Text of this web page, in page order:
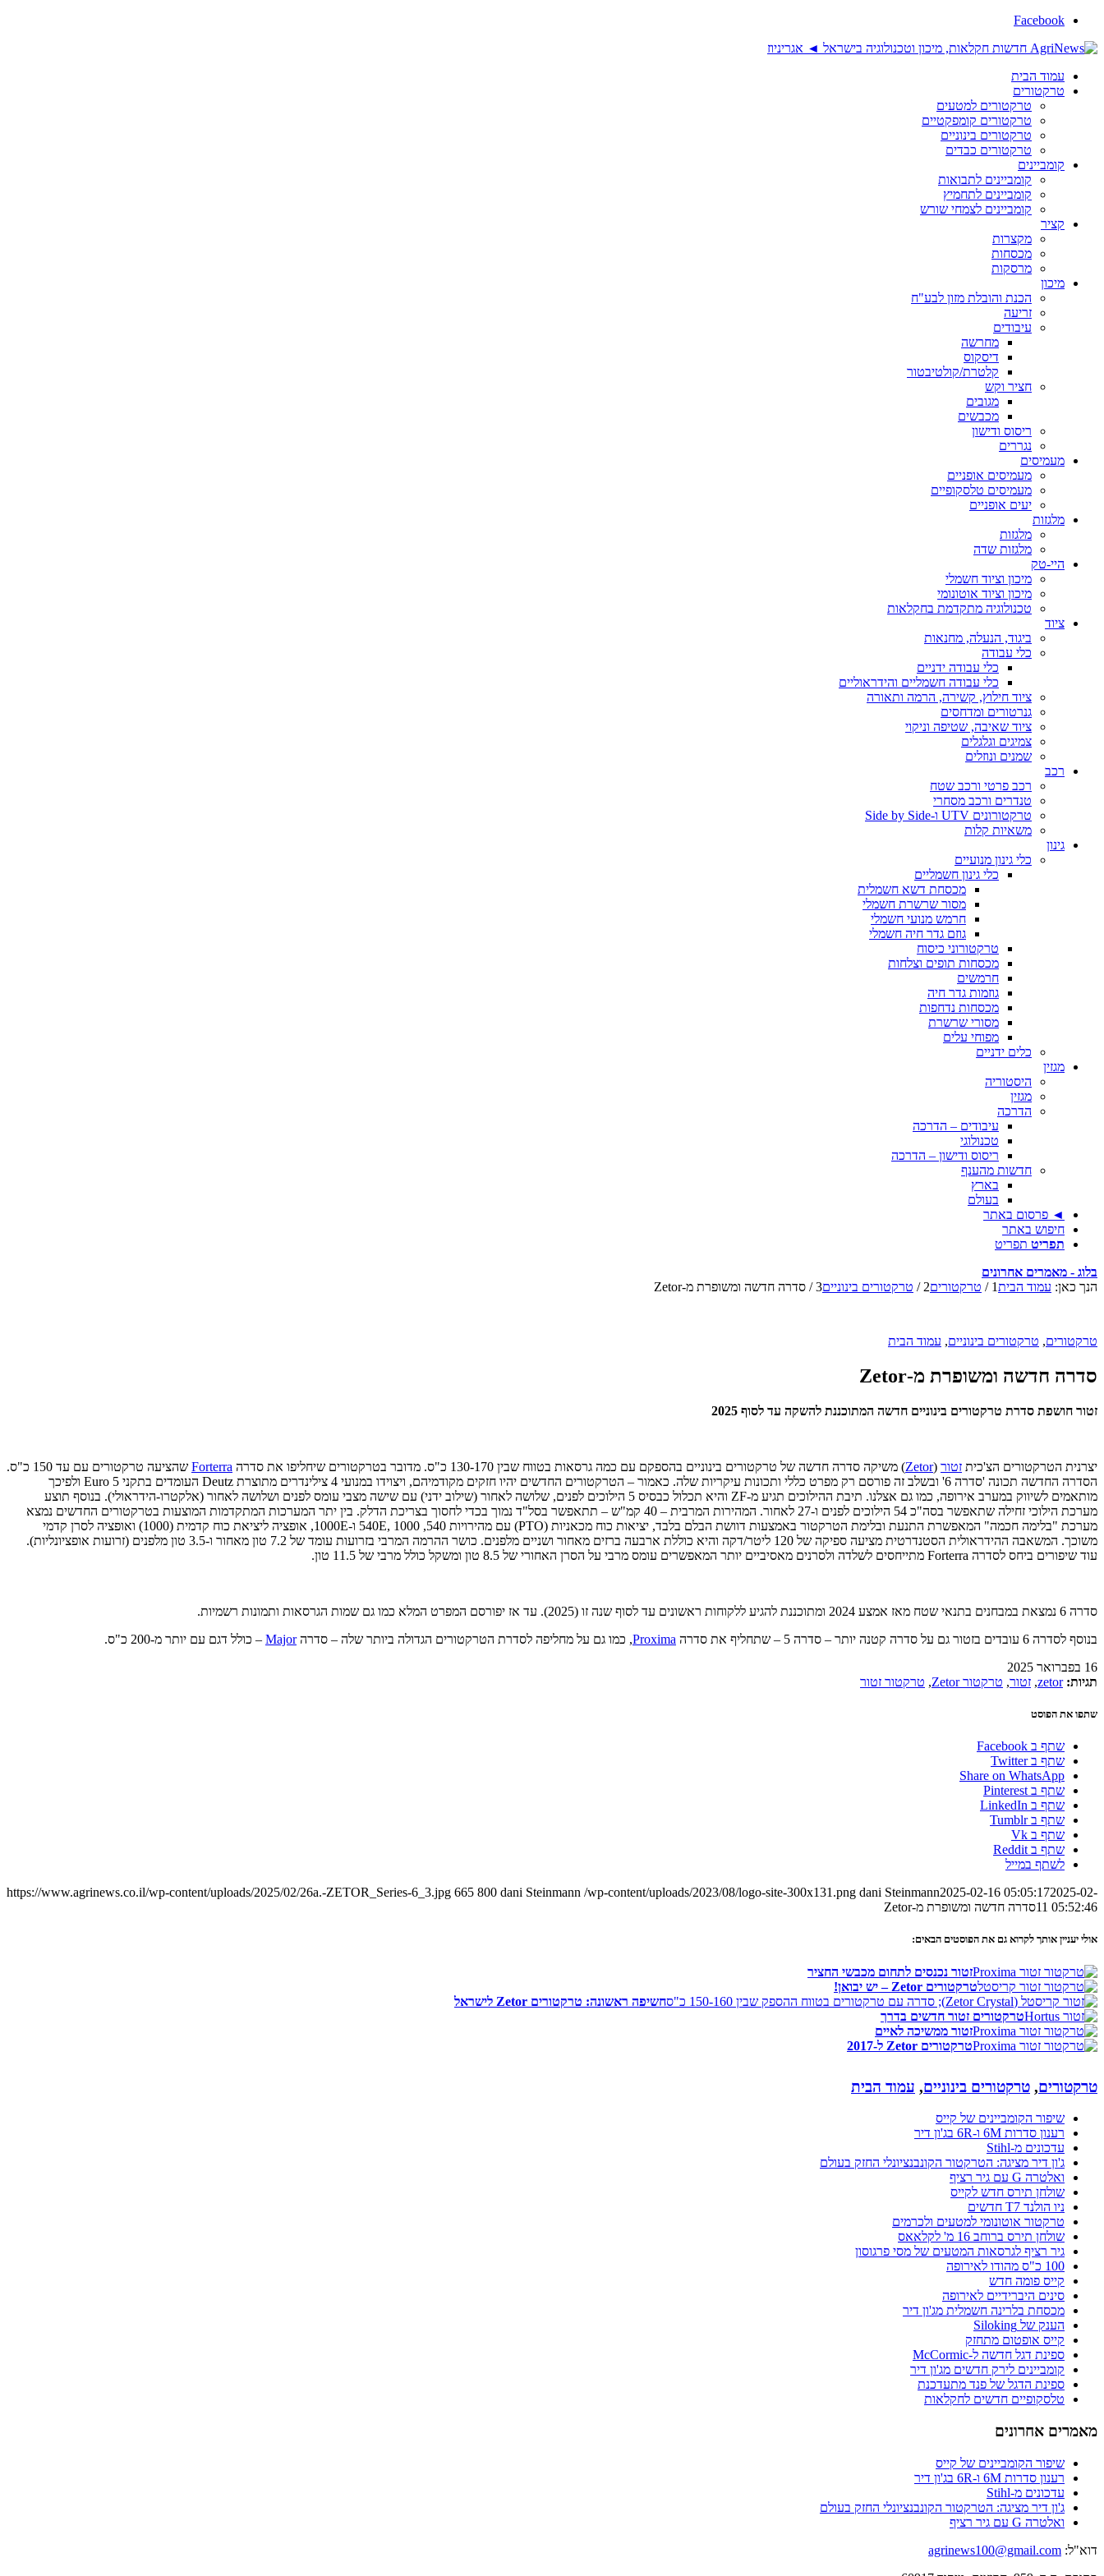
Facebook
עמוד הבית
טרקטורים
טרקטורים למטעים
טרקטורים קומפקטיים
טרקטורים בינוניים
טרקטורים כבדים
קומביינים
קומביינים לתבואות
קומביינים לתחמיץ
קומביינים לצמחי שורש
קציר
מקצרות
מכסחות
מרסקות
מיכון
הכנת והובלת מזון לבע"ח
זריעה
עיבודים
מחרשה
דיסקוס
קלטרת/קולטיבטור
חציר וקש
מגובים
מכבשים
ריסוס ודישון
נגררים
מעמיסים
מעמיסים אופניים
מעמיסים טלסקופיים
יעים אופניים
מלגזות
מלגזות
מלגזות שדה
היי-טק
מיכון וציוד חשמלי
מיכון וציוד אוטונומי
טכנולוגיה מתקדמת בחקלאות
ציוד
ביגוד, הנעלה, מחנאות
כלי עבודה
כלי עבודה ידניים
כלי עבודה חשמליים והידראוליים
ציוד חילוץ, קשירה, הרמה ותאורה
גנרטורים ומדחסים
ציוד שאיבה, שטיפה וניקוי
צמיגים וגלגלים
שמנים ונוזלים
רכב
רכב פרטי ורכב שטח
טנדרים ורכב מסחרי
טרקטורונים UTV ו-Side by Side
משאיות קלות
גינון
כלי גינון מנועיים
כלי גינון חשמליים
מכסחת דשא חשמלית
מסור שרשרת חשמלי
חרמש מנועי חשמלי
גוזם גדר חיה חשמלי
טרקטורוני כיסוח
מכסחות תופים וצלחות
חרמשים
גוזמות גדר חיה
מכסחות נדחפות
מסורי שרשרת
מפוחי עלים
כלים ידניים
מגזין
היסטוריה
מגזין
הדרכה
עיבודים – הדרכה
טכנולוגי
ריסוס ודישון – הדרכה
חדשות מהענף
בארץ
בעולם
◄ פרסום באתר
חיפוש באתר
תפריט תפריט
בלוג - מאמרים אחרונים
הנך כאן: עמוד הבית1
/ טרקטורים2
/ טרקטורים בינוניים3
/ סדרה חדשה ומשופרת מ-Zetor
טרקטורים, טרקטורים בינוניים, עמוד הבית
סדרה חדשה ומשופרת מ-Zetor
זטור חושפת סדרת טרקטורים בינוניים חדשה המתוכננת להשקה עד לסוף 2025
יצרנית הטרקטורים הצ'כית זטור (
Zetor) משיקה סדרה חדשה של טרקטורים בינוניים בהספקם עם כמה גרסאות בטווח שבין 130-170 כ"ס. מדובר בטרקטורים שיחליפו את סדרה Forterra
שהציעה טרקטורים עם עד 150 כ"ס.
הסדרה החדשה תכונה 'סדרה 6' ובשלב זה פורסם רק מפרט כללי ותכונות עיקריות שלה. כאמור – הטרקטורים החדשים יהיו חזקים מקודמיהם, ויצוידו במנועי 4 צילינדרים מתוצרת Deutz העומדים בתקני Euro 5 ולפיכך
מותאמים לשיווק במערב אירופה, כמו גם אצלנו. תיבת ההילוכים תגיע מ-ZF והיא תכלול כבסיס 5 הילוכים לפנים, שלושה לאחור (שילוב ידני) עם שישה מצבי עומס לפנים ושלושה לאחור (אלקטרו-הידראולי). בנוסף תוצע
מערכת הילוכי זחילה שתאפשר בסה"כ 54 הילוכים לפנים ו-27 לאחור. המהירות המרבית – 40 קמ"ש – תתאפשר בסל"ד נמוך בכדי לחסוך בצריכת הדלק. בין יתר המערכות המתקדמות המוצעות בטרקטורים החדשים נמצא
מערכת "בלימה חכמה" המאפשרת התנעת ובלימת הטרקטור באמצעות דוושת הבלם בלבד, יציאות כוח מכאניות (PTO) עם מהירויות 540, 540E, 1000 ו-1000E, אופציה ליציאת כוח קדמית (1000) ואופציה לסרן קדמי
משוכך. המשאבה ההידראולית הסטנדרטית מציעה ספיקה של 120 ליטר/דקה והיא כוללת ארבעה ברזים מאחור ושניים מלפנים. כושר ההרמה המרבי בזרועות עומד של 7.2 טון מאחור ו-3.5 טון מלפנים (זרועות אופציונליות).
עוד שיפורים ביחס לסדרה Forterra מתייחסים לשלדה ולסרנים מאסיביים יותר המאפשרים עומס מרבי על הסרן האחורי של 8.5 טון ומשקל כולל מרבי של 11.5 טון.
סדרה 6 נמצאת במבחנים בתנאי שטח מאז אמצע 2024 ומתוכננת להגיע ללקוחות ראשונים עד לסוף שנה זו (2025). עד אז יפורסם המפרט המלא כמו גם שמות הגרסאות ותמונות רשמיות.
בנוסף לסדרה 6 עובדים בזטור גם על סדרה קטנה יותר – סדרה 5 – שתחליף את סדרה
Proxima, כמו גם על מחליפה לסדרת הטרקטורים הגדולה ביותר שלה – סדרהMajor – כולל דגם עם יותר מ-200 כ"ס.
16 בפברואר 2025
תגיות: zetor
, זטור, טרקטור Zetor , טרקטור זטור
שתפו את הפוסט
שתף ב Facebook
שתף ב Twitter
Share on WhatsApp
שתף ב Pinterest
שתף ב LinkedIn
שתף ב Tumblr
שתף ב Vk
שתף ב Reddit
לשתף במייל
https://www.agrinews.co.il/wp-content/uploads/2025/02/26a.-ZETOR_Series-6_3.jpg 665 800 dani Steinmann /wp-content/uploads/2023/08/logo-site-300x131.png dani Steinmann2025-02-16 05:05:172025-02-
11 05:52:46סדרה חדשה ומשופרת מ-Zetor
אולי יעניין אותך לקרוא גם את הפוסטים הבאים:
זטור נכנסים לתחום מכבשי החציר
טרקטורים Zetor – יש יבואן!
חשיפה ראשונה: טרקטורים Zetor לישראל
טרקטורים זטור חדשים בדרך
זטור ממשיכה לאיים
טרקטורים Zetor ל-2017
טרקטורים, טרקטורים בינוניים, עמוד הבית
שיפור הקומביינים של קייס
רענון סדרות 6M ו-6R בג'ון דיר
עדכונים מ-Stihl
ג'ון דיר מציגה: הטרקטור הקונבנציונלי החזק בעולם
ואלטרה G עם גיר רציף
שולחן תירס חדש לקייס
ניו הולנד T7 חדשים
טרקטור אוטונומי למטעים ולכרמים
שולחן תירס ברוחב 16 מ' לקלאאס
גיר רציף לגרסאות המטעים של מסי פרגוסון
100 כ"ס מהודו לאירופה
קייס פומה חדש
סינים היברידיים לאירופה
מכסחת בלרינה חשמלית מג'ון דיר
הענק של Siloking
קייס אופטום מתחזק
ספינת דגל חדשה ל-McCormic
קומביינים לירק חדשים מג'ון דיר
ספינת הדגל של פנד מתעדכנת
טלסקופיים חדשים לחקלאות
מאמרים אחרונים
שיפור הקומביינים של קייס
רענון סדרות 6M ו-6R בג'ון דיר
עדכונים מ-Stihl
ג'ון דיר מציגה: הטרקטור הקונבנציונלי החזק בעולם
ואלטרה G עם גיר רציף
דוא"ל: agrinews100@gmail.com